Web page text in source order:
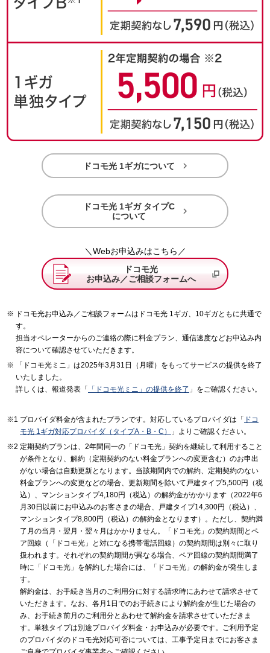
ドコモ光 1ギガについて 
ドコモ光 1ギガ タイプC
について

＼Webお申込みはこちら／
ドコモ光
お申込み／ご相談フォームへ
ドコモ光お申込み／ご相談フォームはドコモ光 1ギガ、10ギガともに共通で
す。
担当オペレーターからのご連絡の際に料金プラン、通信速度などお申込み内
容について確認させていただきます。
「ドコモ光ミニ」は2025年3月31日（月曜）をもってサービスの提供を終了
いたしました。
詳しくは、報道発表「
「ドコモ光ミニ」の提供を終了 」をご確認ください。
プロバイダ料金が含まれたプランです。対応しているプロバイダは「 ドコ
モ光 1ギガ対応プロバイダ（タイプA・B・C）
」よりご確認ください。
定期契約プランは、2年間同一の「ドコモ光」契約を継続して利用すること
が条件となり、解約（定期契約のない料金プランへの変更含む）のお申出
がない場合は自動更新となります。当該期間内での解約、定期契約のない
料金プランへの変更などの場合、更新期間を除いて戸建タイプ5,500円（税
込）、マンションタイプ4,180円（税込）の解約金がかかります（2022年6
月30日以前にお申込みのお客さまの場合、戸建タイプ14,300円（税込）、
マンションタイプ8,800円（税込）の解約金となります）。ただし、契約満
了月の当月・翌月・翌々月はかかりません。「ドコモ光」の契約期間とペ
ア回線（「ドコモ光」と対になる携帯電話回線）の契約期間は別々に取り
扱われます。それぞれの契約期間が異なる場合、ペア回線の契約期間満了
時に「ドコモ光」を解約した場合には、「ドコモ光」の解約金が発生しま
す。
解約金は、お手続き当月のご利用分に対する請求時にあわせて請求させて
いただきます。なお、各月1日でのお手続きにより解約金が生じた場合の
み、お手続き前月のご利用分とあわせて解約金を請求させていただきま
す。単独タイプは別途プロバイダ料金・お申込みが必要です。ご利用予定
のプロバイダのドコモ光対応可否については、工事予定日までにお客さま